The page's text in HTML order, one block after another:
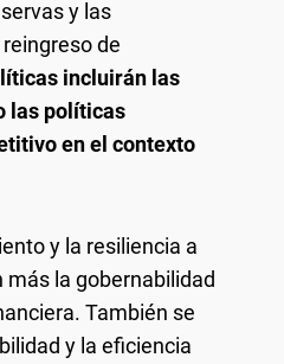
y las
de
incluirán las
las políticas
en el contexto
y la resiliencia a
la gobernabilidad
También se
y la eficiencia